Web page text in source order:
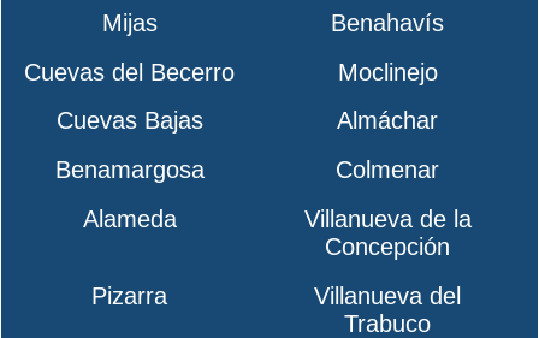
Mijas
Benahavís
Cuevas del Becerro
Moclinejo
Cuevas Bajas
Almáchar
Benamargosa
Colmenar
Alameda
Villanueva de la
Concepción
Pizarra
Villanueva del
Trabuco